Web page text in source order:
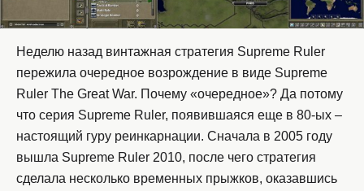
Неделю назад винтажная стратегия Supreme Ruler
пережила очередное возрождение в виде Supreme
Ruler The Great War. Почему «очередное»? Да потому
что серия Supreme Ruler, появившаяся еще в 80-ых –
настоящий гуру реинкарнации. Сначала в 2005 году
вышла Supreme Ruler 2010, после чего стратегия
сделала несколько временных прыжков, оказавшись